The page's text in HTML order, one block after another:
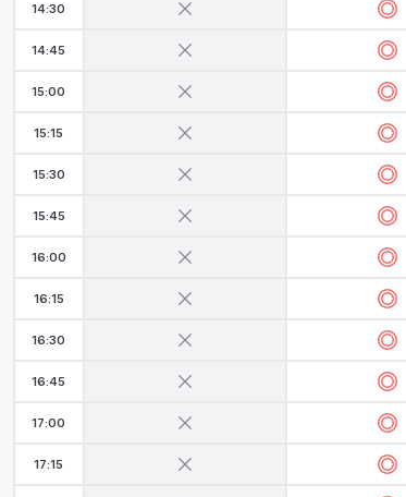
14:30
14:45
15:00
15:15
15:30
15:45
16:00
16:15
16:30
16:45
17:00
17:15